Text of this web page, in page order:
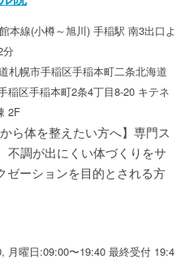
本線(小樽～旭川) 手稲駅 南3出口よ
分
札幌市手稲区手稲本町二条北海道
稲区手稲本町2条4丁目8-20 キテネ
2F
ら体を整えたい方へ】専門ス
不調が出にくい体づくりをサ
ゼーションを目的とされる方
月曜日:09:00〜19:40 最終受付 19:4